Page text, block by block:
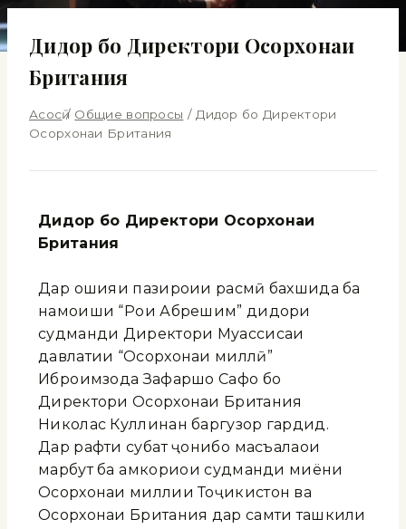
Дидор бо Директори Осорхонаи
Британия
Асосӣ / Общие вопросы / Дидор бо Директори
Осорхонаи Британия
Дидор бо Директори Осорхонаи
Британия
Дар ҳошияи пазироии расмӣ бахшида ба
намоиши “Роҳи Абрешим” дидори
судманди Директори Муассисаи
давлатии “Осорхонаи миллӣ”
Иброҳимзода Зафаршо Сафо бо
Директори Осорхонаи Британия
Николас Куллинан баргузор гардид.
Дар рафти суҳбат ҷонибҳо масъалаҳои
марбут ба ҳамкориҳои судманди миёни
Осорхонаи миллии Тоҷикистон ва
Осорхонаи Британия дар самти ташкили